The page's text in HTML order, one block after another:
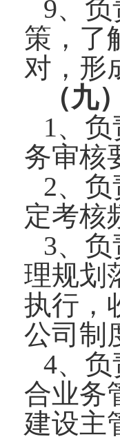
9、
策，了
对，形
（九
1、
务审核
2、
定考核
3、
理规划
执行，
公司制
4、
合业务
建设主